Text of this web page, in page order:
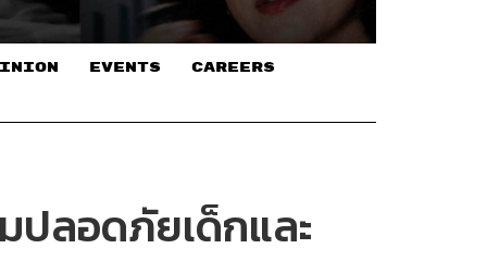
EVENTS CAREERS
ปลอดภัยเด็กและ